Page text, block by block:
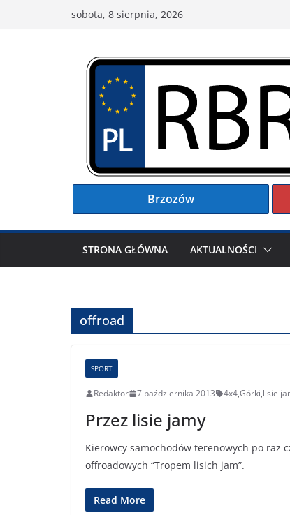
sobota, 8 sierpnia, 2026
Brzozów
STRONA GŁÓWNA AKTUALNOŚCI
offroad
SPORT
Redaktor 7 października 2013 4x4,Górki,lisie
Przez lisie jamy
Kierowcy samochodów terenowych po raz
offroadowych “Tropem lisich jam”.
Read More